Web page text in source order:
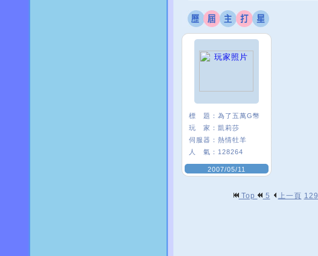
標 題： 為了五萬G幣
玩 家： 凱莉莎
伺服器： 熱情牡羊
人 氣： 128264
2007/05/11
Top 5 上一頁 129